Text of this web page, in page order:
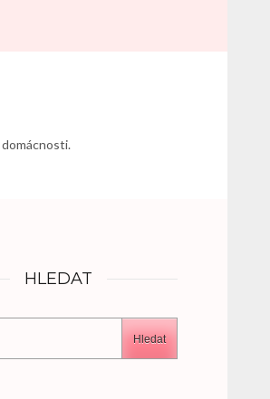
HLEDAT
Hledat